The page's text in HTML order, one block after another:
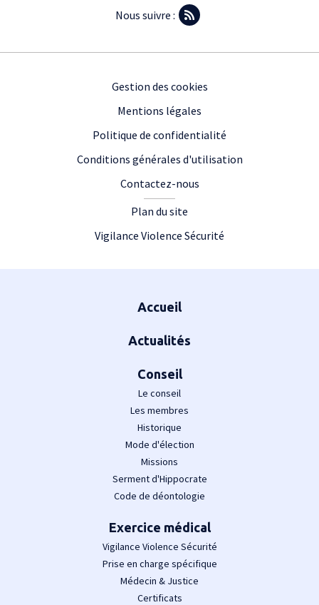
Nous suivre :
Gestion des cookies
Mentions légales
Politique de confidentialité
Conditions générales d'utilisation
Contactez-nous
Plan du site
Vigilance Violence Sécurité
Accueil
Actualités
Conseil
Le conseil
Les membres
Historique
Mode d'élection
Missions
Serment d'Hippocrate
Code de déontologie
Exercice médical
Vigilance Violence Sécurité
Prise en charge spécifique
Médecin & Justice
Certificats